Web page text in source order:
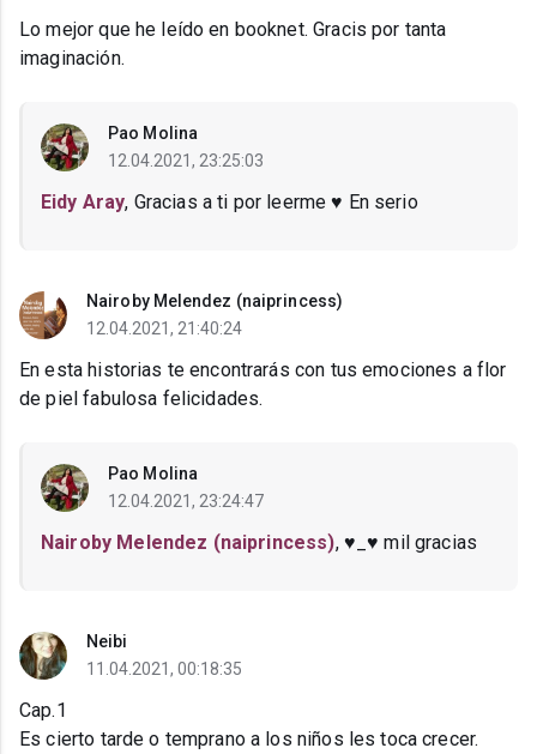
Lo mejor que he leído en booknet. Gracis por tanta
imaginación.
Pao Molina
12.04.2021, 23:25:03
Eidy Aray, Gracias a ti por leerme ♥ En serio
Nairoby Melendez (naiprincess)
12.04.2021, 21:40:24
En esta historias te encontrarás con tus emociones a flor
de piel fabulosa felicidades.
Pao Molina
12.04.2021, 23:24:47
Nairoby Melendez (naiprincess), ♥_♥ mil gracias
Neibi
11.04.2021, 00:18:35
Cap.1
Es cierto tarde o temprano a los niños les toca crecer.